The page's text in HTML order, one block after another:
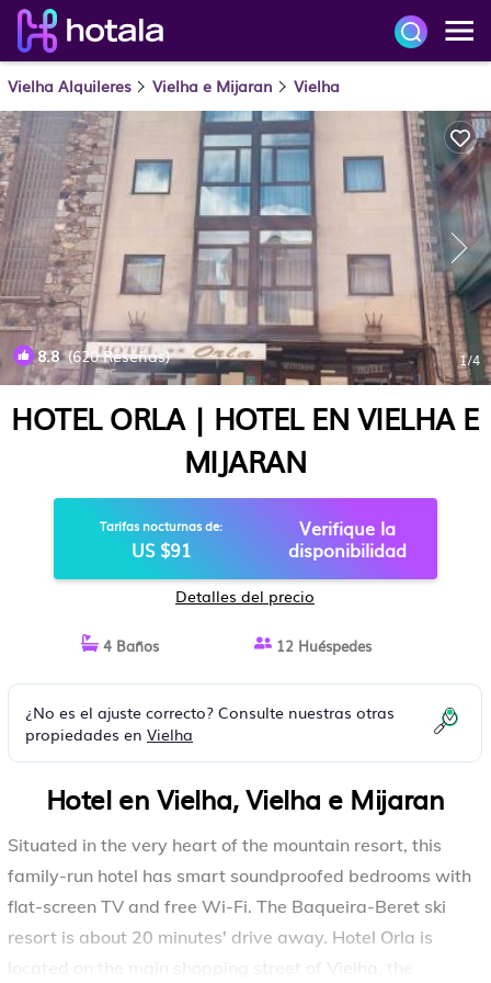
Vielha Alquileres Vielha e Mijaran Vielha
8.8(620 Reseñas) 1/4
HOTEL ORLA | HOTEL EN VIELHA E
MIJARAN
Tarifas nocturnas de:
US $91
Verifique la
disponibilidad
Detalles del precio
4 Baños 12 Huéspedes
¿No es el ajuste correcto? Consulte nuestras otras
propiedades en Vielha
Hotel en Vielha, Vielha e Mijaran
Situated in the very heart of the mountain resort, this
family-run hotel has smart soundproofed bedrooms with
flat-screen TV and free Wi-Fi. The Baqueira-Beret ski
resort is about 20 minutes' drive away. Hotel Orla is
located on the main shopping street of Vielha, the